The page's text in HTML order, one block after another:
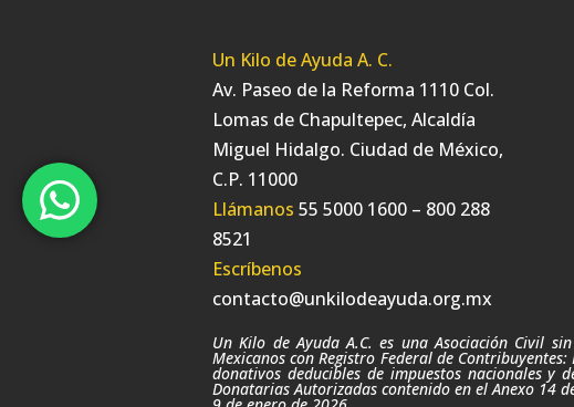
Un Kilo de Ayuda A. C.
Av. Paseo de la Reforma 1110 Col.
Lomas de Chapultepec, Alcaldía
Miguel Hidalgo. Ciudad de México,
C.P. 11000
Llámanos 55 5000 1600 – 800 288
8521
Escríbenos
contacto@unkilodeayuda.org.mx
Un Kilo de Ayuda A.C. es una Asociación Civil
Mexicanos con Registro Federal de
donativos deducibles de impuestos nacionales
Donatarias Autorizadas contenido en el Anexo 14